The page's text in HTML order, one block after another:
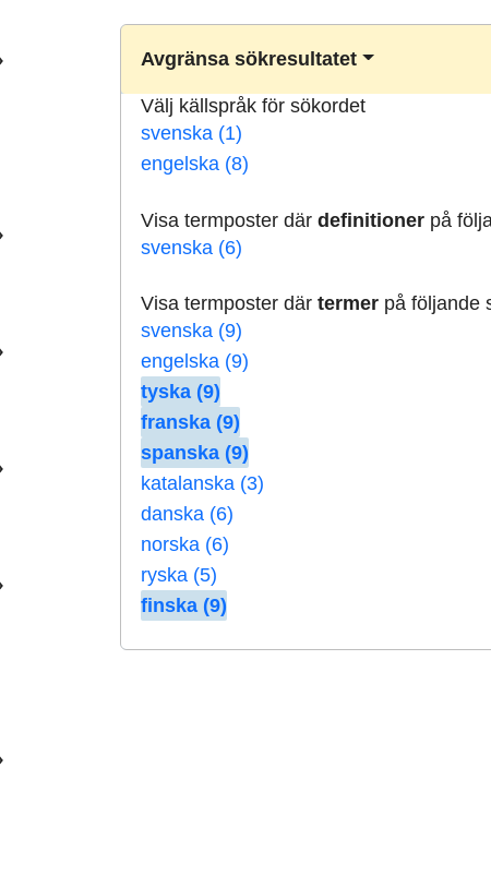
Avgränsa sökresultatet
Välj källspråk för sökordet
svenska (1)
engelska (8)
Visa termposter därdefinitioner på
svenska (6)
Visa termposter därtermer på följande
svenska (9)
engelska (9)
tyska (9)
franska (9)
spanska (9)
katalanska (3)
danska (6)
norska (6)
ryska (5)
finska (9)